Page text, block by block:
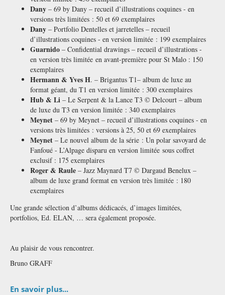
Dany – 69 by Dany – recueil d’illustrations coquines - en
versions très limitées : 50 et 69 exemplaires
Dany – Portfolio Dentelles et jarretelles – recueil
d’illustrations coquines - en version limitée : 199 exemplaires
Guarnido – Confidential drawings – recueil d’illustrations -
en version très limitée en avant-première pour St Malo : 150
exemplaires
Hermann & Yves H. – Brigantus T1– album de luxe au
format géant, du T1 en version limitée : 300 exemplaires
Hub & Li – Le Serpent & la Lance T3 © Delcourt – album
de luxe du T3 en version limitée : 340 exemplaires
Meynet – 69 by Meynet – recueil d’illustrations coquines - en
versions très limitées : versions à 25, 50 et 69 exemplaires
Meynet – Le nouvel album de la série : Un polar savoyard de
Fanfoué - L’Alpage disparu en version limitée sous coffret
exclusif : 175 exemplaires
Roger & Raule – Jazz Maynard T7 © Dargaud Benelux –
album de luxe grand format en version très limitée : 180
exemplaires
Une grande sélection d’albums dédicacés, d’images limitées,
portfolios, Ed. ELAN, … sera également proposée.
Au plaisir de vous rencontrer.
Bruno GRAFF
En savoir plus...